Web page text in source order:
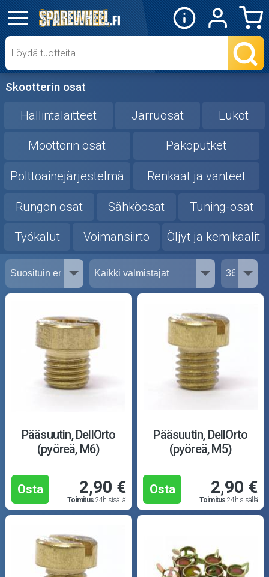
✕
Mopon osat
Skootterin osat
Crossipyörän osat
Moottoripyörän osat
Moottorikelkan osat
Mopoauton osat
Mönkijän osat
Puutarha ja metsä
Nastarenkaat
Renkaat ja vanteet
Öljyt ja kemikaalit
Työkalut
Outlet-tuotteet
Skootterin osat
Hallintalaitteet Jarruosat Lukot
Moottorin osat Pakoputket
Polttoainejärjestelmä Renkaat ja vanteet
Rungon osat Sähköosat Tuning-osat
Työkalut Voimansiirto Öljyt ja kemikaalit
Pääsuutin, DellOrto
(pyöreä, M6)
Osta 2,90 €
Toimitus 24h sisällä
Pääsuutin, DellOrto
(pyöreä, M5)
Osta 2,90 €
Toimitus 24h sisällä